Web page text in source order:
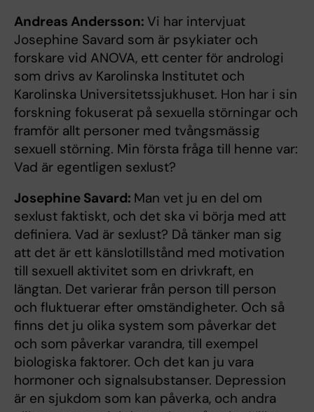
Andreas Andersson: Vi har intervjuat
Josephine Savard som är psykiater och
forskare vid ANOVA, ett center för andrologi
som drivs av Karolinska Institutet och
Karolinska Universitetssjukhuset. Hon har i sin
forskning fokuserat på sexuella störningar och
framför allt personer med tvångsmässig
sexuell störning. Min första fråga till henne var:
Vad är egentligen sexlust?
Josephine Savard: Man vet ju en del om
sexlust faktiskt, och det ska vi börja med att
definiera. Vad är sexlust? Då tänker man sig
att det är ett känslotillstånd med motivation
till sexuell aktivitet som en drivkraft, en
längtan. Det varierar från person till person
och fluktuerar efter omständigheter. Och så
finns det ju olika system som påverkar det
och som påverkar varandra, till exempel
biologiska faktorer. Och det kan ju vara
hormoner och signalsubstanser. Depression
är en sjukdom som kan påverka, och andra